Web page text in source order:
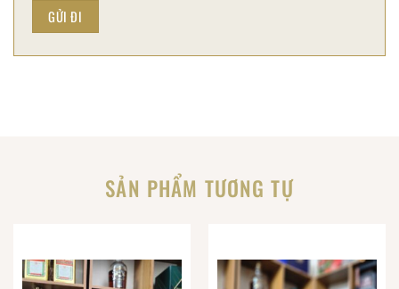
SẢN PHẨM TƯƠNG TỰ